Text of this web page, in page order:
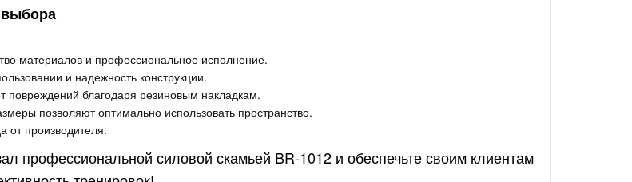
материалов и профессиональное исполнение.
и надежность конструкции.
повреждений благодаря резиновым накладкам.
позволяют оптимально использовать пространство.
от производителя.
профессиональной силовой скамьей BR-1012 и обеспечьте своим клиентам